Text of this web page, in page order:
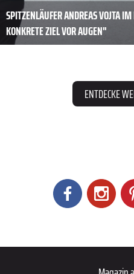
SPITZENLÄUFER ANDREAS VOJTA
KONKRETE ZIEL VOR AUGEN"
ENTDECKE